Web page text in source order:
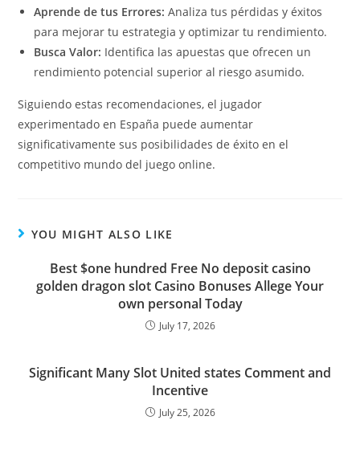
Aprende de tus Errores: Analiza tus pérdidas y éxitos
para mejorar tu estrategia y optimizar tu rendimiento.
Busca Valor: Identifica las apuestas que ofrecen un
rendimiento potencial superior al riesgo asumido.
Siguiendo estas recomendaciones, el jugador
experimentado en España puede aumentar
significativamente sus posibilidades de éxito en el
competitivo mundo del juego online.
YOU MIGHT ALSO LIKE
Best $one hundred Free No deposit casino
golden dragon slot Casino Bonuses Allege Your
own personal Today
July 17, 2026
Significant Many Slot United states Comment and
Incentive
July 25, 2026